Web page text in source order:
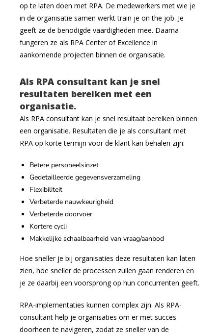
op te laten doen met RPA. De medewerkers met wie je
in de organisatie samen werkt train je on the job. Je
geeft ze de benodigde vaardigheden mee. Daarna
fungeren ze als RPA Center of Excellence in
aankomende projecten binnen de organisatie.
Als RPA consultant kan je snel
resultaten bereiken met een
organisatie.
Als RPA consultant kan je snel resultaat bereiken binnen
een organisatie. Resultaten die je als consultant met
RPA op korte termijn voor de klant kan behalen zijn:
Betere personeelsinzet
Gedetailleerde gegevensverzameling
Flexibiliteit
Verbeterde nauwkeurigheid
Verbeterde doorvoer
Kortere cycli
Makkelijke schaalbaarheid van vraag/aanbod
Hoe sneller je bij organisaties deze resultaten kan laten
zien, hoe sneller de processen zullen gaan renderen en
je ze daarbij een voorsprong op hun concurrenten geeft.
RPA-implementaties kunnen complex zijn. Als RPA-
consultant help je organisaties om er met succes
doorheen te navigeren, zodat ze sneller van de